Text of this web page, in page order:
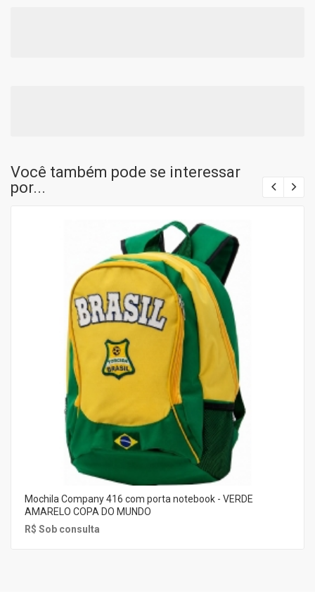
Você também pode se interessar
por...
Mochila Company 416 com porta notebook - VERDE
AMARELO COPA DO MUNDO
R$ Sob consulta